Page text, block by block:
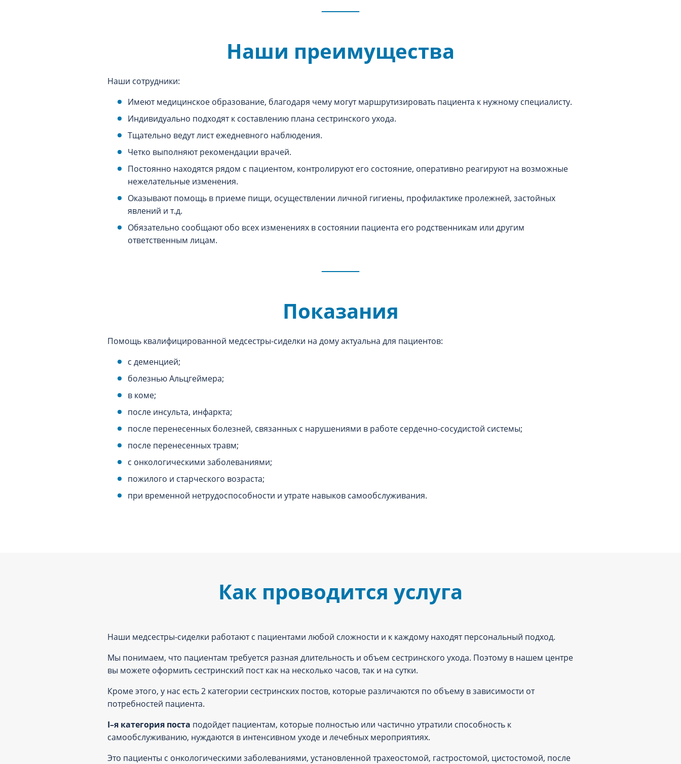
Наши преимущества
Наши сотрудники:
Имеют медицинское образование, благодаря чему могут маршрутизировать пациента к нужному специалисту.
Индивидуально подходят к составлению плана сестринского ухода.
Тщательно ведут лист ежедневного наблюдения.
Четко выполняют рекомендации врачей.
Постоянно находятся рядом с пациентом, контролируют его состояние, оперативно реагируют на возможные
нежелательные изменения.
Оказывают помощь в приеме пищи, осуществлении личной гигиены, профилактике пролежней, застойных
явлений и т.д.
Обязательно сообщают обо всех изменениях в состоянии пациента его родственникам или другим
ответственным лицам.
Показания
Помощь квалифицированной медсестры-сиделки на дому актуальна для пациентов:
с деменцией;
болезнью Альцгеймера;
в коме;
после инсульта, инфаркта;
после перенесенных болезней, связанных с нарушениями в работе сердечно-сосудистой системы;
после перенесенных травм;
с онкологическими заболеваниями;
пожилого и старческого возраста;
при временной нетрудоспособности и утрате навыков самообслуживания.
Как проводится услуга
Наши медсестры-сиделки работают с пациентами любой сложности и к каждому находят персональный подход.
Мы понимаем, что пациентам требуется разная длительность и объем сестринского ухода. Поэтому в нашем центре
вы можете оформить сестринский пост как на несколько часов, так и на сутки.
Кроме этого, у нас есть 2 категории сестринских постов, которые различаются по объему в зависимости от
потребностей пациента.
I–я категория поста подойдет пациентам, которые полностью или частично утратили способность к
самообслуживанию, нуждаются в интенсивном уходе и лечебных мероприятиях.
Это пациенты с онкологическими заболеваниями, установленной трахеостомой, гастростомой, цистостомой, после